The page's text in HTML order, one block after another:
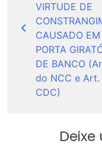
VIRTUDE DE
CAUSADO EM
PORTA
DE BANCO
do NCC e Art.
CDC)